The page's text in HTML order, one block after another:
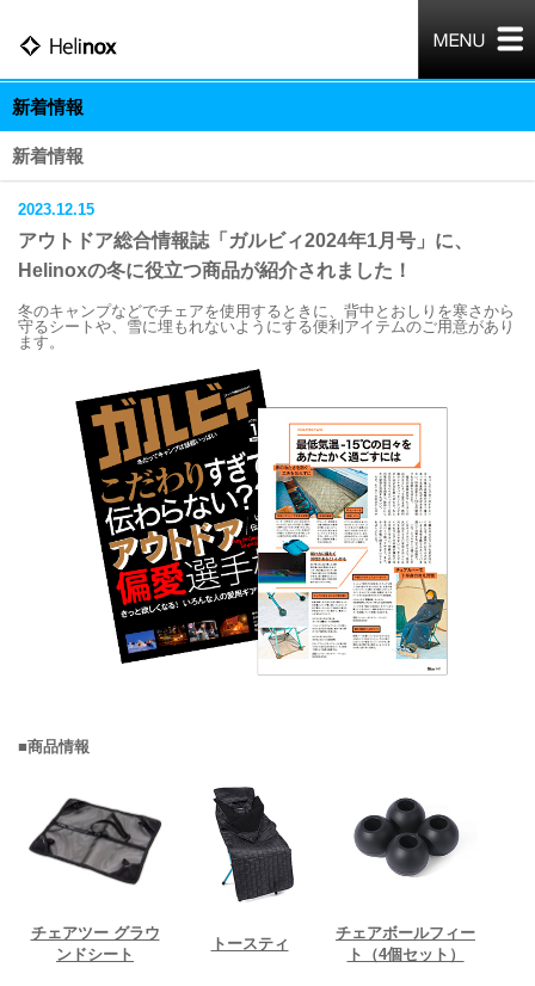
新着情報
新着情報
2023.12.15
アウトドア総合情報誌「ガルビィ2024年1月号」に、
Helinoxの冬に役立つ商品が紹介されました！
冬のキャンプなどでチェアを使用するときに、背中とおしりを寒さから
守るシートや、雪に埋もれないようにする便利アイテムのご用意があり
ます。
■商品情報
チェアツー グラウ
ンドシート
トースティ
チェアボールフィー
ト（4個セット）